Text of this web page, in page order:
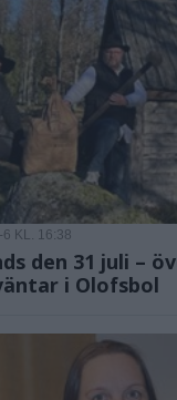
KL. 16:38
den 31 juli –
i Olofsbol